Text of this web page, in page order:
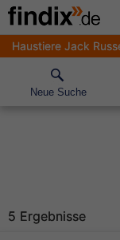
Haustiere Jack
Neue Suche
5 Ergebnisse